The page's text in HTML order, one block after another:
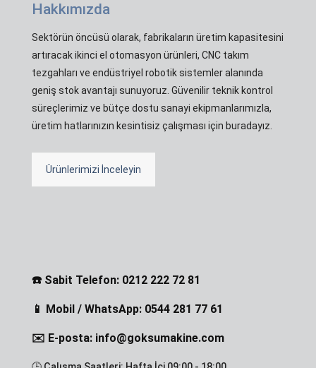
Hakkımızda
Sektörün öncüsü olarak, fabrikaların üretim kapasitesini
artıracak ikinci el otomasyon ürünleri, CNC takım
tezgahları ve endüstriyel robotik sistemler alanında
geniş stok avantajı sunuyoruz. Güvenilir teknik kontrol
süreçlerimiz ve bütçe dostu sanayi ekipmanlarımızla,
üretim hatlarınızın kesintisiz çalışması için buradayız.
Ürünlerimizi İnceleyin
☎️ Sabit Telefon: 0212 222 72 81
📱 Mobil / WhatsApp: 0544 281 77 61
✉️ E-posta: info@goksumakine.com